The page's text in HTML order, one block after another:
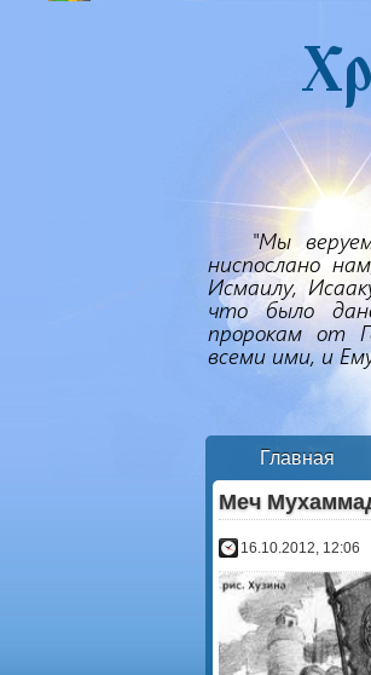
Главная
Меч
16.10.2012, 12:06